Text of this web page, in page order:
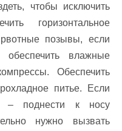
чтобы исключить
горизонтальное
позывы, если
влажные
Обеспечить
питье. Если
– поднести к носу
нужно вызвать